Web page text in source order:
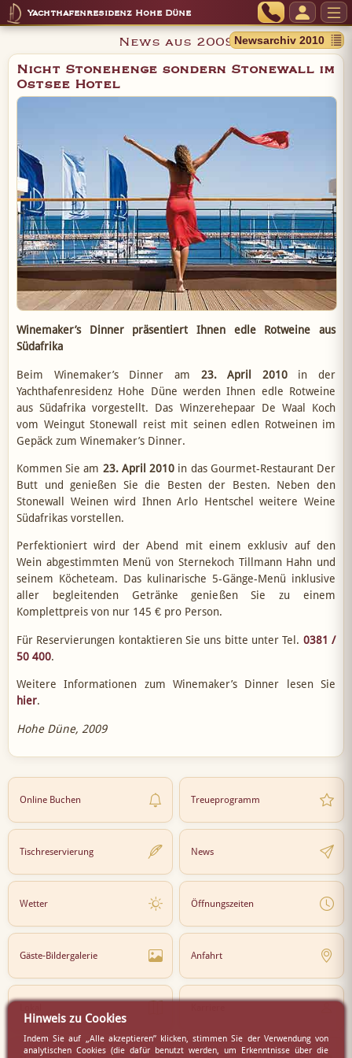
Yachthafenresidenz Hohe Düne
News aus 2009
Nicht Stonehenge sondern Stonewall im
Ostsee Hotel
Winemaker’s Dinner präsentiert Ihnen edle Rotweine aus
Südafrika
Beim Winemaker’s Dinner am 23. April 2010in der
Yachthafenresidenz Hohe Düne werden Ihnen edle Rotweine
aus Südafrika vorgestellt. Das Winzerehepaar De Waal Koch
vom Weingut Stonewall reist mit seinen edlen Rotweinen im
Gepäck zum Winemaker’s Dinner.
Kommen Sie am 23. April 2010 in das Gourmet-Restaurant Der
Butt und genießen Sie die Besten der Besten. Neben den
Stonewall Weinen wird Ihnen Arlo Hentschel weitere Weine
Südafrikas vorstellen.
Perfektioniert wird der Abend mit einem exklusiv auf den
Wein abgestimmten Menü von Sternekoch Tillmann Hahn und
seinem Köcheteam. Das kulinarische 5-Gänge-Menü inklusive
aller begleitenden Getränke genießen Sie zu einem
Komplettpreis von nur 145 € pro Person.
Für Reservierungen kontaktieren Sie uns bitte unter Tel. 0381 /
50 400.
Weitere Informationen zum Winemaker’s Dinner lesen Sie
hier.
Hohe Düne, 2009
Online Buchen Treueprogramm
Tischreservierung News
Wetter Öffnungszeiten
Gäste-Bildergalerie Anfahrt
Hinweis zu Cookies
Indem Sie auf „Alle akzeptieren” klicken, stimmen Sie der Verwendung von
analytischen Cookies (die dafür benutzt werden, um Erkenntnisse über die